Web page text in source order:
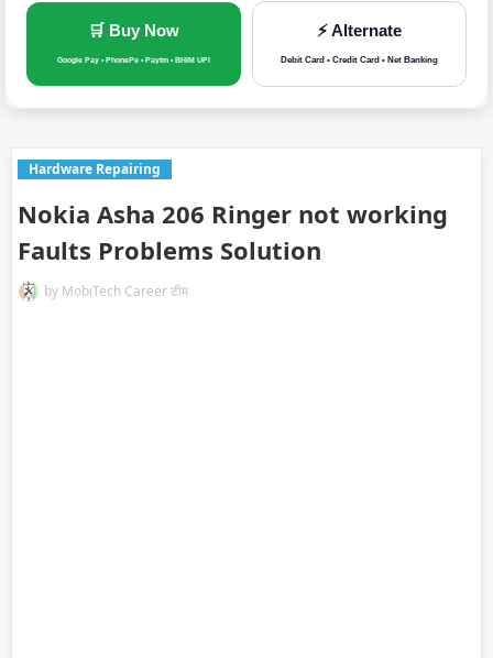
🛒 Buy Now
Google Pay • PhonePe • Paytm • BHIM UPI
⚡ Alternate
Debit Card • Credit Card • Net Banking
Hardware Repairing
Nokia Asha 206 Ringer not working
Faults Problems Solution
by MobiTech Career टीम